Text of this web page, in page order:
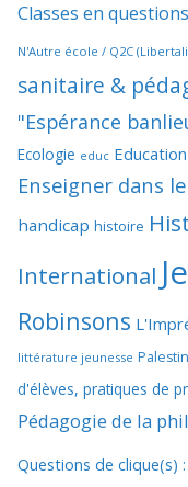
Classes en
N'Autre école / Q2C
sanitaire &
"Espérance
Ecologie educ
Enseigner dans
handicap histoire
International
Robinsons
littérature jeunesse
d'élèves, pratiques de
Pédagogie de la
Questions de clique(s)